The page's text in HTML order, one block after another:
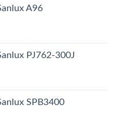
A96
PJ762-300J
SPB3400